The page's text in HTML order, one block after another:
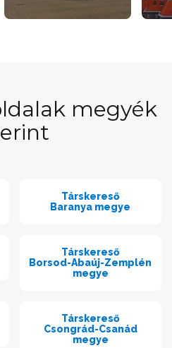
megyék
Társkereső
Baranya megye
Társkereső
Borsod-Abaúj-Zemplén
megye
Társkereső
Csongrád-Csanád
megye